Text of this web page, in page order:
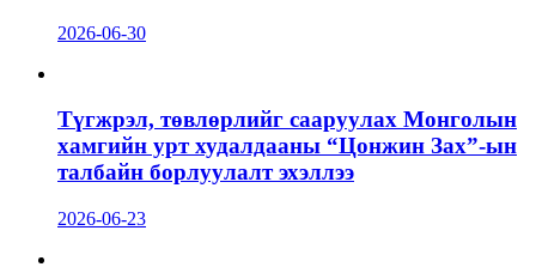
2026-06-30
Түгжрэл, төвлөрлийг сааруулах Монголын
хамгийн урт худалдааны “Цонжин Зах”-ын
талбайн борлуулалт эхэллээ
2026-06-23